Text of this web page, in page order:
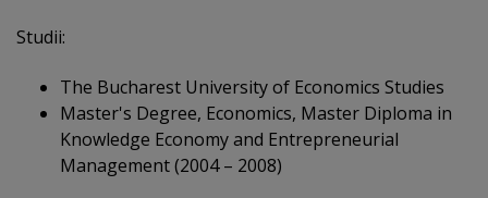
Studii:
The Bucharest University of Economics Studies
Master's Degree, Economics, Master Diploma in
Knowledge Economy and Entrepreneurial
Management (2004 – 2008)